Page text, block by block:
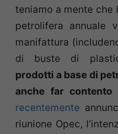
teniamo a mente che
petrolifera annuale
manifattura
di buste di
prodotti a base di
anche far contento
recentemente
riunione Opec,